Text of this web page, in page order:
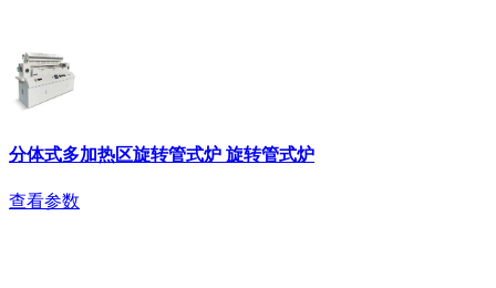
分体式多加热区旋转管式炉 旋转管式炉
查看参数